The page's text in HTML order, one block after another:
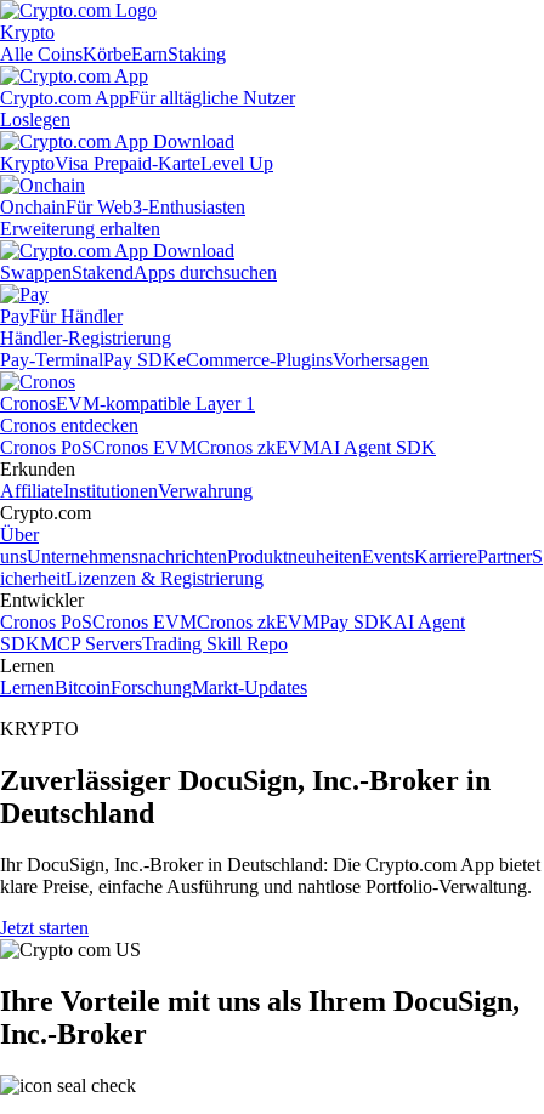
Krypto
Alle CoinsKörbeEarnStaking
Crypto.com AppFür alltägliche Nutzer
Loslegen
KryptoVisa Prepaid-KarteLevel Up
OnchainFür Web3-Enthusiasten
Erweiterung erhalten
SwappenStakendApps durchsuchen
PayFür Händler
Händler-Registrierung
Pay-TerminalPay SDKeCommerce-PluginsVorhersagen
CronosEVM-kompatible Layer 1
Cronos entdecken
Cronos PoSCronos EVMCronos zkEVMAI Agent SDK
Erkunden
AffiliateInstitutionenVerwahrung
Crypto.com
Über
unsUnternehmensnachrichtenProduktneuheitenEventsKarrierePartnerS
icherheitLizenzen & Registrierung
Entwickler
Cronos PoSCronos EVMCronos zkEVMPay SDKAI Agent
SDKMCP ServersTrading Skill Repo
Lernen
LernenBitcoinForschungMarkt-Updates
KRYPTO
Zuverlässiger DocuSign, Inc.-Broker in
Deutschland
Ihr DocuSign, Inc.-Broker in Deutschland: Die Crypto.com App bietet
klare Preise, einfache Ausführung und nahtlose Portfolio-Verwaltung.
Jetzt starten
Ihre Vorteile mit uns als Ihrem DocuSign,
Inc.-Broker